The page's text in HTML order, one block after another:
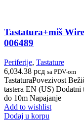
Tastatura+miš
006489
Periferije, Tastature
6,034.38 рсд sa PDV-om
TastaturaPovezivost
tastera EN (US) Dodatni
do 10m Napajanje
Add to wishlist
Dodaj u korpu